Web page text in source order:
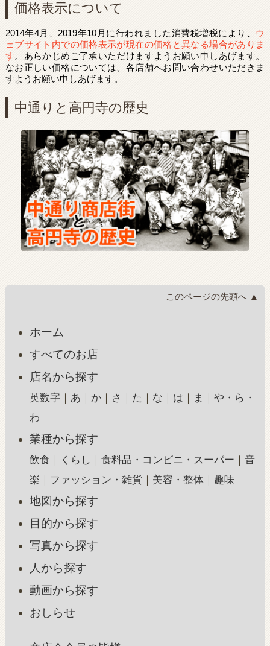
価格表示について
2014年4月、2019年10月に行われました消費税増税により、 ウ
ェブサイト内での価格表示が現在の価格と異なる場合がありま
す。あらかじめご了承いただけますようお願い申しあげます。
なお正しい価格については、各店舗へお問い合わせいただきま
すようお願い申しあげます。
中通りと高円寺の歴史
このページの先頭へ ▲
ホーム
すべてのお店
店名から探す
英数字 あ か さ た な は ま
や・ら・
わ
業種から探す
飲食 くらし 食料品・コンビニ・スーパー
音
楽
ファッション・雑貨 美容・整体 趣味
地図から探す
目的から探す
写真から探す
人から探す
動画から探す
おしらせ